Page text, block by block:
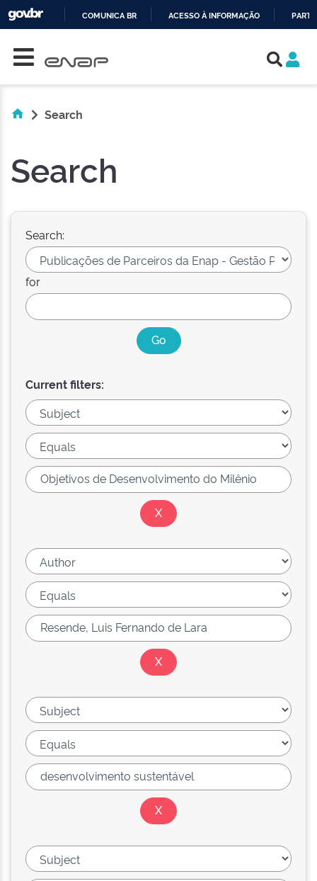
COMUNICA BR ACESSO À INFORMAÇÃO
Search
Search
Search:
for
Current filters: